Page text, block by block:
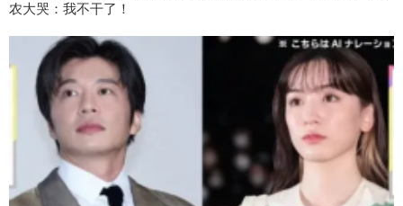
农大哭：我不干了！